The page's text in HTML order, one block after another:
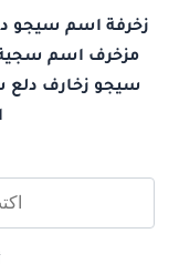
زخرفة اسم سيجو
مزخرف اسم
سيجو زخارف دلع